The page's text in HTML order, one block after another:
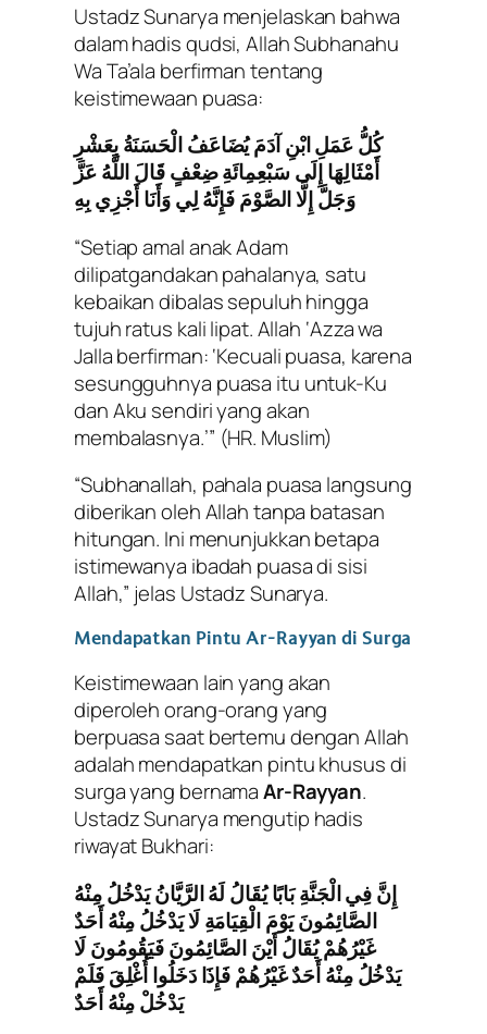
Ustadz Sunarya menjelaskan bahwa
dalam hadis qudsi, Allah Subhanahu
Wa Ta’ala berfirman tentang
keistimewaan puasa:
كُلُّ عَمَلِ ابْنِ آدَمَ يُضَاعَفُ الْحَسَنَةُ بِعَشْرِ
أَمْثَالِهَا إِلَى سَبْعِمِائَةِ ضِعْفٍ قَالَ اللَّهُ عَزَّ
وَجَلَّ إِلَّا الصَّوْمَ فَإِنَّهُ لِي وَأَنَا أَجْزِي بِهِ
“Setiap amal anak Adam
dilipatgandakan pahalanya, satu
kebaikan dibalas sepuluh hingga
tujuh ratus kali lipat. Allah ‘Azza wa
Jalla berfirman: ‘Kecuali puasa, karena
sesungguhnya puasa itu untuk-Ku
dan Aku sendiri yang akan
membalasnya.’” (HR. Muslim)
“Subhanallah, pahala puasa langsung
diberikan oleh Allah tanpa batasan
hitungan. Ini menunjukkan betapa
istimewanya ibadah puasa di sisi
Allah,” jelas Ustadz Sunarya.
Mendapatkan Pintu Ar-Rayyan di Surga
Keistimewaan lain yang akan
diperoleh orang-orang yang
berpuasa saat bertemu dengan Allah
adalah mendapatkan pintu khusus di
surga yang bernamaAr-Rayyan.
Ustadz Sunarya mengutip hadis
riwayat Bukhari:
إِنَّ فِي الْجَنَّةِ بَابًا يُقَالُ لَهُ الرَّيَّانُ يَدْخُلُ مِنْهُ
الصَّائِمُونَ يَوْمَ الْقِيَامَةِ لَا يَدْخُلُ مِنْهُ أَحَدٌ
غَيْرُهُمْ يُقَالُ أَيْنَ الصَّائِمُونَ فَيَقُومُونَ لَا
يَدْخُلُ مِنْهُ أَحَدٌ غَيْرُهُمْ فَإِذَا دَخَلُوا أُغْلِقَ فَلَمْ
يَدْخُلْ مِنْهُ أَحَدٌ